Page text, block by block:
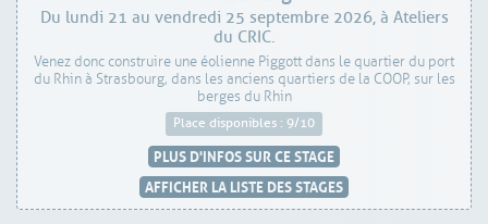
Du lundi 21 au vendredi 25 septembre 2026, à Ateliers
du CRIC.
Venez donc construire une éolienne Piggott dans le quartier du port
du Rhin à Strasbourg, dans les anciens quartiers de la COOP, sur les
berges du Rhin
Place disponibles : 9/10
PLUS D'INFOS SUR CE STAGE
AFFICHER LA LISTE DES STAGES